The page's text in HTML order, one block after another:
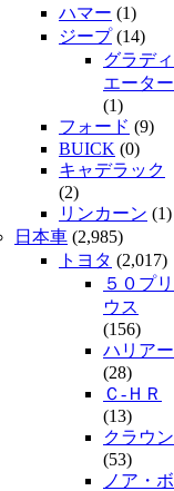
ハマー (1)
ジープ(14)
グラディ
エーター
(1)
フォード (9)
BUICK (0)
キャデラック
(2)
リンカーン (1)
日本車 (2,985)
トヨタ (2,017)
５０プリ
ウス
(156)
ハリアー
(28)
Ｃ-ＨＲ
(13)
クラウン
(53)
ノア・ボ